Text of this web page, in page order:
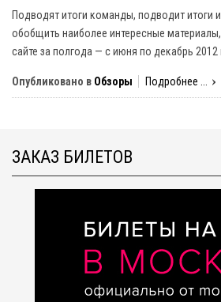
Подводят итоги команды, подводит итоги
обобщить наиболее интересные
сайте за полгода — с июня по декабрь 2012
Опубликовано в Обзоры Подробнее ...
ЗАКАЗ БИЛЕТОВ